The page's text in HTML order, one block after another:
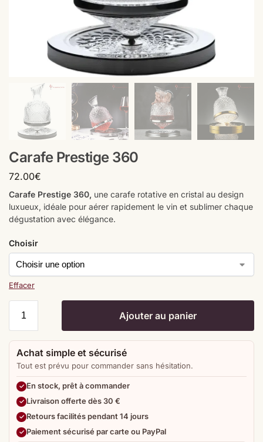
Carafe Prestige 360
72.00€
Carafe Prestige 360, une carafe rotative en cristal au design
luxueux, idéale pour aérer rapidement le vin et sublimer chaque
dégustation avec élégance.
Choisir
Effacer
Ajouter au panier
Achat simple et sécurisé
Tout est prévu pour commander sans hésitation.
En stock, prêt à commander
Livraison offerte dès 30 €
Retours facilités pendant 14 jours
Paiement sécurisé par carte ou PayPal